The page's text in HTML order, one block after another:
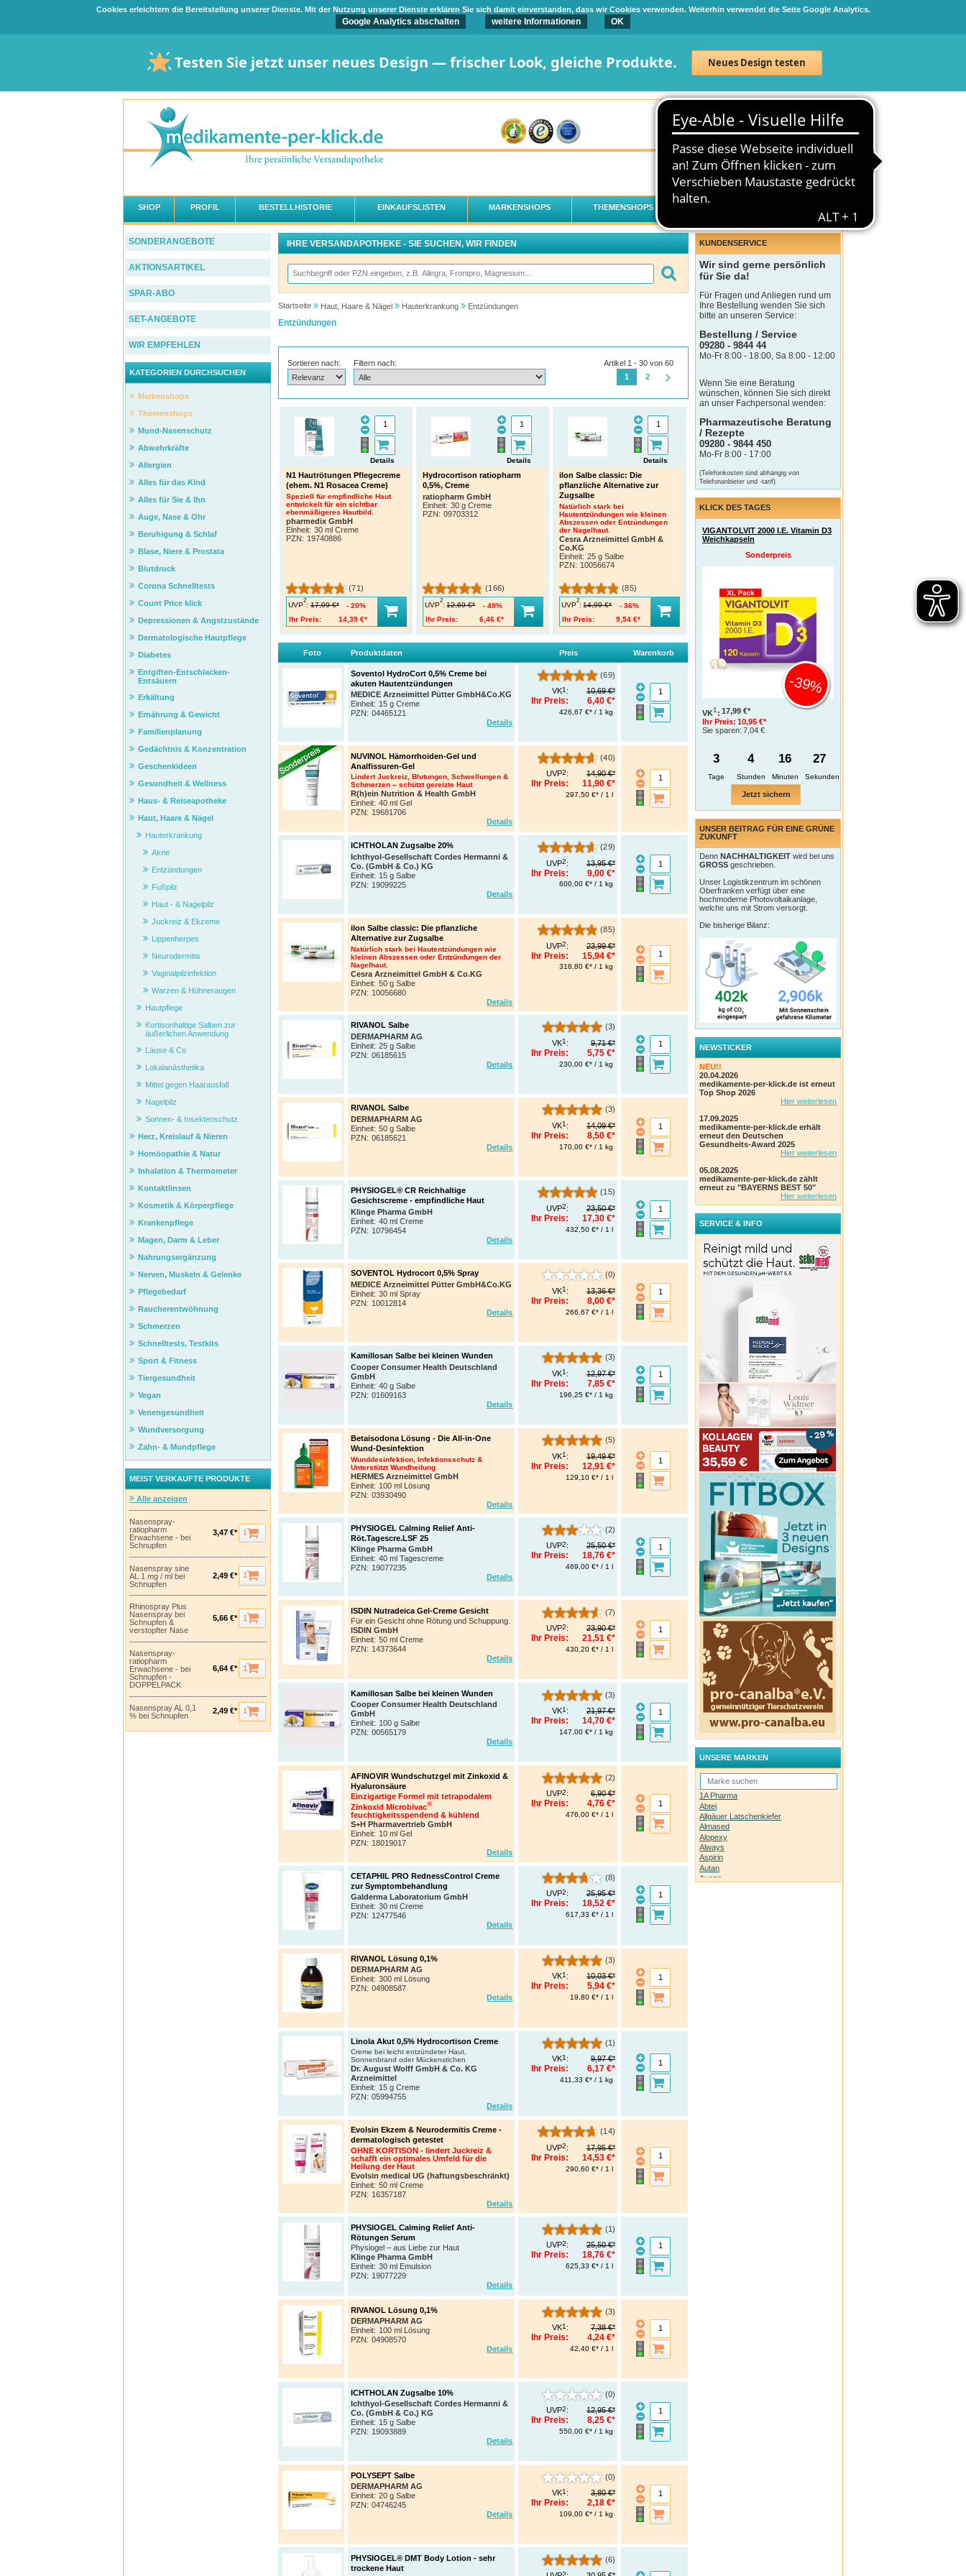
Cookies erleichtern die Bereitstellung unserer Dienste. Mit der Nutzung unserer Dienste erklären Sie sich damit einverstanden, dass wir Cookies verwenden. Weiterhin verwendet die Seite Google Analytics.
Google Analytics abschalten weitere Informationen OK
Testen Sie jetzt unser neues Design — frischer Look, gleiche Produkte. Neues Design testen
Neuanmeldung Anmelden
0 Artikel 0,00 €
SHOP PROFIL BESTELLHISTORIE EINKAUFSLISTEN MARKENSHOPS THEMENSHOPS
IHRE VERSANDAPOTHEKE - SIE SUCHEN, WIR FINDEN
Startseite Haut, Haare & Nägel Hauterkrankung Entzündungen
Entzündungen
Sortieren nach: Filtern nach:
Artikel 1 - 30 von 60
1
2
N1 Hautrötungen Pflegecreme
(ehem. N1 Rosacea Creme)
Speziell für empfindliche Haut
entwickelt für ein sichtbar
ebenmäßigeres Hautbild.
pharmedix GmbH
Einheit: 30 ml Creme
PZN: 19740886
Details
(71)
UVP
2
: 17,99 €*
Ihr Preis:
14,39 €*
20%
Hydrocortison ratiopharm
0,5%, Creme
ratiopharm GmbH
Einheit: 30 g Creme
PZN: 09703312
Details
(166)
UVP
2
: 12,69 €*
Ihr Preis:
6,46 €*
49%
ilon Salbe classic: Die
pflanzliche Alternative zur
Zugsalbe
Natürlich stark bei
Hautentzündungen wie kleinen
Abszessen oder Entzündungen
der Nagelhaut.
Cesra Arzneimittel GmbH &
Co.KG
Einheit: 25 g Salbe
PZN: 10056674
Details
(85)
UVP
2
: 14,99 €*
Ihr Preis:
9,54 €*
36%
Foto Produktdaten Preis Warenkorb
Soventol HydroCort 0,5% Creme bei
akuten Hautentzündungen
MEDICE Arzneimittel Pütter GmbH&Co.KG
Einheit: 15 g Creme
PZN: 04465121
Details
(69)
VK1 : 10,69 €*
Ihr Preis: 6,40 €*
426,67 €* / 1 kg
NUVINOL Hämorrhoiden-Gel und
Analfissuren-Gel
Lindert Juckreiz, Blutungen, Schwellungen &
Schmerzen – schützt gereizte Haut
R(h)ein Nutrition & Health GmbH
Einheit: 40 ml Gel
PZN : 19681706
Details
(40)
UVP2: 14,90 €*
Ihr Preis: 11,90 €*
297,50 €* / 1 l
ICHTHOLAN Zugsalbe 20%
Ichthyol-Gesellschaft Cordes Hermanni &
Co. (GmbH & Co.) KG
Einheit: 15 g Salbe
PZN: 19099225
Details
(29)
UVP2: 13,95 €*
Ihr Preis: 9,00 €*
600,00 €* / 1 kg
ilon Salbe classic: Die pflanzliche
Alternative zur Zugsalbe
Natürlich stark bei Hautentzündungen wie
kleinen Abszessen oder Entzündungen der
Nagelhaut.
Cesra Arzneimittel GmbH & Co.KG
Einheit: 50 g Salbe
PZN: 10056680
Details
(85)
UVP2: 23,99 €*
Ihr Preis: 15,94 €*
318,80 €* / 1 kg
RIVANOL Salbe
DERMAPHARM AG
Einheit: 25 g Salbe
PZN: 06185615
Details
(3)
VK1: 9,71 €*
Ihr Preis: 5,75 €*
230,00 €* / 1 kg
RIVANOL Salbe
DERMAPHARM AG
Einheit: 50 g Salbe
PZN: 06185621
Details
(3)
VK1: 14,09 €*
Ihr Preis: 8,50 €*
170,00 €* / 1 kg
PHYSIOGEL® CR Reichhaltige
Gesichtscreme - empfindliche Haut
Klinge Pharma GmbH
Einheit: 40 ml Creme
PZN: 10796454
Details
(15)
UVP2: 23,50 €*
Ihr Preis: 17,30 €*
432,50 €* / 1 l
SOVENTOL Hydrocort 0,5% Spray
MEDICE Arzneimittel Pütter GmbH&Co.KG
Einheit: 30 ml Spray
PZN: 10012814
Details
(0)
VK1: 13,36 €*
Ihr Preis: 8,00 €*
266,67 €* / 1 l
Kamillosan Salbe bei kleinen Wunden
Cooper Consumer Health Deutschland
GmbH
Einheit: 40 g Salbe
PZN: 01609163
Details
(3)
VK1: 12,97 €*
Ihr Preis: 7,85 €*
196,25 €* / 1 kg
Betaisodona Lösung - Die All-in-One
Wund-Desinfektion
Wunddesinfektion, Infektionsschutz &
Unterstützt Wundheilung
HERMES Arzneimittel GmbH
Einheit: 100 ml Lösung
PZN: 03930490
Details
(5)
VK1: 19,49 €*
Ihr Preis: 12,91 €*
129,10 €* / 1 l
PHYSIOGEL Calming Relief Anti-
Röt.Tagescre.LSF 25
Klinge Pharma GmbH
Einheit: 40 ml Tagescreme
PZN : 19077235
Details
(2)
UVP2: 25,50 €*
Ihr Preis: 18,76 €*
469,00 €* / 1 l
ISDIN Nutradeica Gel-Creme Gesicht
Für ein Gesicht ohne Rötung und Schuppung.
ISDIN GmbH
Einheit: 50 ml Creme
PZN: 14373644
Details
(7)
UVP2: 23,90 €*
Ihr Preis: 21,51 €*
430,20 €* / 1 l
Kamillosan Salbe bei kleinen Wunden
Cooper Consumer Health Deutschland
GmbH
Einheit: 100 g Salbe
PZN : 00565179
Details
(3)
VK1 : 21,97 €*
Ihr Preis: 14,70 €*
147,00 €* / 1 kg
AFINOVIR Wundschutzgel mit Zinkoxid &
Hyaluronsäure
Einzigartige Formel mit tetrapodalem
Zinkoxid Microbivac®
feuchtigkeitsspendend & kühlend
S+H Pharmavertrieb GmbH
Einheit: 10 ml Gel
PZN: 18019017
Details
(2)
UVP2: 6,90 €*
Ihr Preis: 4,76 €*
476,00 €* / 1 l
CETAPHIL PRO RednessControl Creme
zur Symptombehandlung
Galderma Laboratorium GmbH
Einheit: 30 ml Creme
PZN : 12477546
Details
(8)
UVP2: 25,95 €*
Ihr Preis: 18,52 €*
617,33 €* / 1 l
RIVANOL Lösung 0,1%
DERMAPHARM AG
Einheit: 300 ml Lösung
PZN : 04908587
Details
(3)
VK1 : 10,03 €*
Ihr Preis: 5,94 €*
19,80 €* / 1 l
Linola Akut 0,5% Hydrocortison Creme
Creme bei leicht entzündeter Haut,
Sonnenbrand oder Mückenstichen
Dr. August Wolff GmbH & Co. KG
Arzneimittel
Einheit: 15 g Creme
PZN: 05994755
Details
(1)
VK1 : 9,97 €*
Ihr Preis: 6,17 €*
411,33 €* / 1 kg
Evolsin Ekzem & Neurodermitis Creme -
dermatologisch getestet
OHNE KORTISON - lindert Juckreiz &
schafft ein optimales Umfeld für die
Heilung der Haut
Evolsin medical UG (haftungsbeschränkt)
Einheit: 50 ml Creme
PZN: 16357187
Details
(14)
UVP2: 17,95 €*
Ihr Preis: 14,53 €*
290,60 €* / 1 l
PHYSIOGEL Calming Relief Anti-
Rötungen Serum
Physiogel – aus Liebe zur Haut
Klinge Pharma GmbH
Einheit: 30 ml Emulsion
PZN : 19077229
Details
(1)
UVP2: 25,50 €*
Ihr Preis: 18,76 €*
625,33 €* / 1 l
RIVANOL Lösung 0,1%
DERMAPHARM AG
Einheit: 100 ml Lösung
PZN : 04908570
Details
(3)
VK1 : 7,38 €*
Ihr Preis: 4,24 €*
42,40 €* / 1 l
ICHTHOLAN Zugsalbe 10%
Ichthyol-Gesellschaft Cordes Hermanni &
Co. (GmbH & Co.) KG
Einheit: 15 g Salbe
PZN : 19093889
Details
(0)
UVP2: 12,95 €*
Ihr Preis: 8,25 €*
550,00 €* / 1 kg
POLYSEPT Salbe
DERMAPHARM AG
Einheit: 20 g Salbe
PZN : 04746245
Details
(0)
VK1 : 3,80 €*
Ihr Preis: 2,18 €*
109,00 €* / 1 kg
PHYSIOGEL® DMT Body Lotion - sehr
trockene Haut
(6)
2
SONDERANGEBOTE
AKTIONSARTIKEL
SPAR-ABO
SET-ANGEBOTE
WIR EMPFEHLEN
KATEGORIEN DURCHSUCHEN
Markenshops
Themenshops
Mund-Nasenschutz
Abwehrkräfte
Allergien
Alles für das Kind
Alles für Sie & Ihn
Auge, Nase & Ohr
Beruhigung & Schlaf
Blase, Niere & Prostata
Blutdruck
Corona Schnelltests
Count Price klick
Depressionen & Angstzustände
Dermatologische Hautpflege
Diabetes
Entgiften-Entschlacken-
Entsäuern
Erkältung
Ernährung & Gewicht
Familienplanung
Gedächtnis & Konzentration
Geschenkideen
Gesundheit & Wellness
Haus- & Reiseapotheke
Haut, Haare & Nägel
Hauterkrankung
Akne
Entzündungen
Fußpilz
Haut - & Nagelpilz
Juckreiz & Ekzeme
Lippenherpes
Neurodermitis
Vaginalpilzinfektion
Warzen & Hühneraugen
Hautpflege
Kortisonhaltige Salben zur
äußerlichen Anwendung
Läuse & Co
Lokalanästhetika
Mittel gegen Haarausfall
Nagelpilz
Sonnen- & Insektenschutz
Herz, Kreislauf & Nieren
Homöopathie & Natur
Inhalation & Thermometer
Kontaktlinsen
Kosmetik & Körperpflege
Krankenpflege
Magen, Darm & Leber
Nahrungsergänzung
Nerven, Muskeln & Gelenke
Pflegebedarf
Raucherentwöhnung
Schmerzen
Schnelltests, Testkits
Sport & Fitness
Tiergesundheit
Vegan
Venengesundheit
Wundversorgung
Zahn- & Mundpflege
MEIST VERKAUFTE PRODUKTE
Alle anzeigen
Nasenspray-
ratiopharm
Erwachsene - bei
Schnupfen
3,47 €* 1
Nasenspray sine
AL 1 mg / ml bei
Schnupfen
2,49 €* 1
Rhinospray Plus
Nasenspray bei
Schnupfen &
verstopfter Nase
5,66 €* 1
Nasenspray-
ratiopharm
Erwachsene - bei
Schnupfen -
DOPPELPACK
6,64 €* 1
Nasenspray AL 0,1
% bei Schnupfen
2,49 €* 1
KUNDENSERVICE
Wir sind gerne persönlich
für Sie da!
Für Fragen und Anliegen rund um
Ihre Bestellung wenden Sie sich
bitte an unseren Service:
Bestellung / Service
09280 - 9844 44
Mo-Fr 8:00 - 18:00, Sa 8:00 - 12:00
Wenn Sie eine Beratung
wünschen, können Sie sich direkt
an unser Fachpersonal wenden:
Pharmazeutische Beratung
/ Rezepte
09280 - 9844 450
Mo-Fr 8:00 - 17:00
(Telefonkosten sind abhängig von
Telefonanbieter und -tarif)
KLICK DES TAGES
VIGANTOLVIT 2000 I.E. Vitamin D3
Weichkapseln
Sonderpreis
VK1 : 17,99 €*
Ihr Preis: 10,95 €*
Sie sparen: 7,04 €
-39%
3
Tage
4 16 26
Jetzt sichern
UNSER BEITRAG FÜR EINE GRÜNE
ZUKUNFT
DennNACHHALTIGKEIT wird bei uns
GROSS geschrieben.
Unser Logistikzentrum im schönen
Oberfranken verfügt über eine
hochmoderne Photovoltaikanlage,
welche uns mit Strom versorgt.
Die bisherige Bilanz:
NEWSTICKER
NEU!!
20.04.2026
medikamente-per-klick.de ist erneut
Top Shop 2026
Hier weiterlesen
17.09.2025
medikamente-per-klick.de erhält
erneut den Deutschen
Gesundheits-Award 2025
Hier weiterlesen
05.08.2025
medikamente-per-klick.de zählt
erneut zu "BAYERNS BEST 50"
Hier weiterlesen
SERVICE & INFO
UNSERE MARKEN
1A Pharma
Abtei
Allgäuer Latschenkiefer
Almased
Alopexy
Always
Aspirin
Autan
Avene